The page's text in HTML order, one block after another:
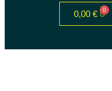
0,00 €